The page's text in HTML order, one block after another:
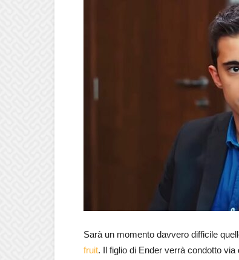
Sarà un momento davvero difficile
fruit. Il figlio di Ender verrà condotto